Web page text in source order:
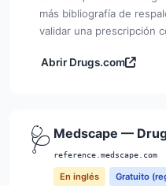
más bibliografía de
validar una prescripción
Abrir Drugs.com
🩺 Medscape —
reference.medscape.com
En inglés Gratuito